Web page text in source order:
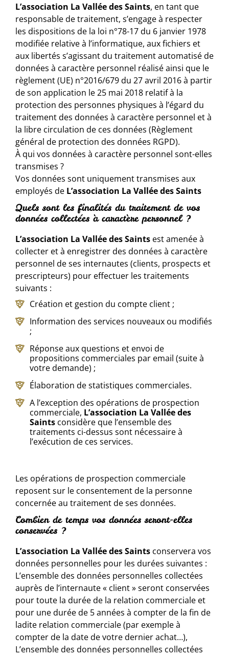
L’association La Vallée des Saints, en tant que
responsable de traitement, s’engage à respecter
les dispositions de la loi n°78-17 du 6 janvier 1978
modifiée relative à l’informatique, aux fichiers et
aux libertés s’agissant du traitement automatisé de
données à caractère personnel réalisé ainsi que le
règlement (UE) n°2016/679 du 27 avril 2016 à partir
de son application le 25 mai 2018 relatif à la
protection des personnes physiques à l’égard du
traitement des données à caractère personnel et à
la libre circulation de ces données (Règlement
général de protection des données RGPD).
À qui vos données à caractère personnel sont-elles
transmises ?
Vos données sont uniquement transmises aux
employés de L’association La Vallée des Saints
Quels sont les finalités du traitement de vos
données collectées à caractère personnel ?
L’association La Vallée des Saints est amenée à
collecter et à enregistrer des données à caractère
personnel de ses internautes (clients, prospects et
prescripteurs) pour effectuer les traitements
suivants :
Création et gestion du compte client ;
Information des services nouveaux ou modifiés
;
Réponse aux questions et envoi de
propositions commerciales par email (suite à
votre demande) ;
Élaboration de statistiques commerciales.
A l’exception des opérations de prospection
commerciale, L’association La Vallée des
Saints considère que l’ensemble des
traitements ci-dessus sont nécessaire à
l’exécution de ces services.
Les opérations de prospection commerciale
reposent sur le consentement de la personne
concernée au traitement de ses données.
Combien de temps vos données seront-elles
conservées ?
L’association La Vallée des Saints conservera vos
données personnelles pour les durées suivantes :
L’ensemble des données personnelles collectées
auprès de l’internaute « client » seront conservées
pour toute la durée de la relation commerciale et
pour une durée de 5 années à compter de la fin de
ladite relation commerciale (par exemple à
compter de la date de votre dernier achat…),
L’ensemble des données personnelles collectées